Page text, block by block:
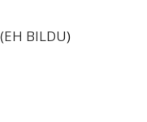
BILDU)